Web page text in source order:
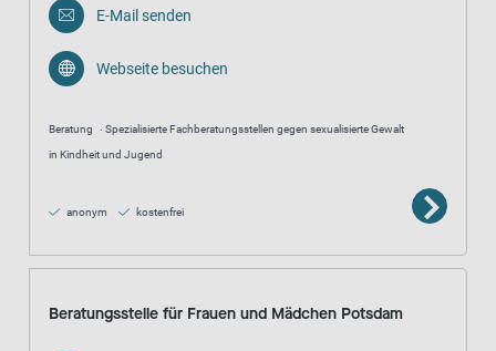
E-Mail senden
Webseite besuchen
Beratung
Spezialisierte Fachberatungsstellen gegen sexualisierte Gewalt
in Kindheit und Jugend
anonym kostenfrei
Beratungsstelle für Frauen und Mädchen Potsdam